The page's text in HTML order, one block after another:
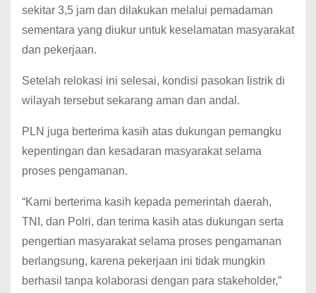
sekitar 3,5 jam dan dilakukan melalui pemadaman
sementara yang diukur untuk keselamatan masyarakat
dan pekerjaan.
Setelah relokasi ini selesai, kondisi pasokan listrik di
wilayah tersebut sekarang aman dan andal.
PLN juga berterima kasih atas dukungan pemangku
kepentingan dan kesadaran masyarakat selama
proses pengamanan.
“Kami berterima kasih kepada pemerintah daerah,
TNI, dan Polri, dan terima kasih atas dukungan serta
pengertian masyarakat selama proses pengamanan
berlangsung, karena pekerjaan ini tidak mungkin
berhasil tanpa kolaborasi dengan para stakeholder,”